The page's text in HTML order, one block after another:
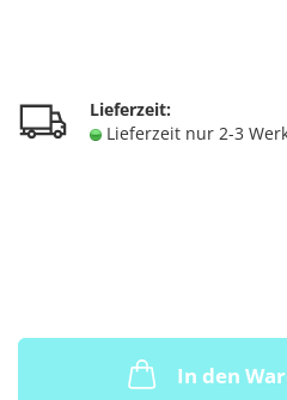
Lieferzeit:
Lieferzeit nur 2-3
In den